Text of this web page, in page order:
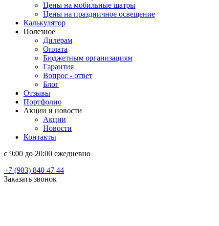
Цены на мобильные шатры
Цены на праздничное освещение
Калькулятор
Полезное
Дилерам
Оплата
Бюджетным организациям
Гарантия
Вопрос - ответ
Блог
Отзывы
Портфолио
Акции и новости
Акции
Новости
Контакты
c 9:00 до 20:00 ежедневно
+7 (903) 840 47 44
Заказать звонок